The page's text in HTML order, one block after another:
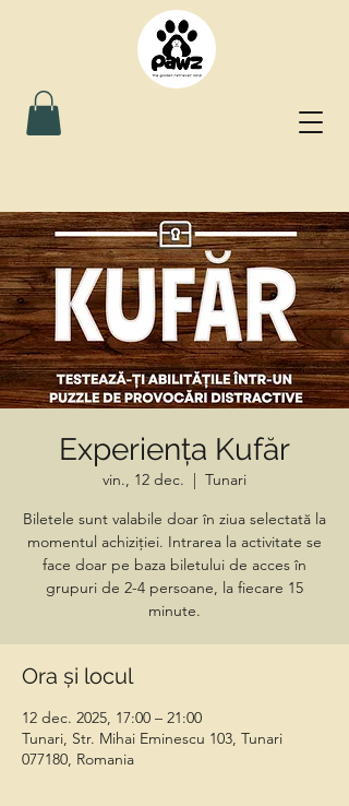
Experiența Kufăr
vin., 12 dec.
  |
Tunari
Biletele sunt valabile doar în ziua selectată la
momentul achiziției. Intrarea la activitate se
face doar pe baza biletului de acces în
grupuri de 2-4 persoane, la fiecare 15
minute.
Ora și locul
12 dec. 2025, 17:00 – 21:00
Tunari, Str. Mihai Eminescu 103, Tunari
077180, Romania